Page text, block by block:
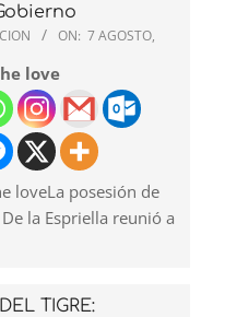
ON: 7 AGOSTO,
love
loveLa posesión de
la Espriella reunió a
TIGRE: